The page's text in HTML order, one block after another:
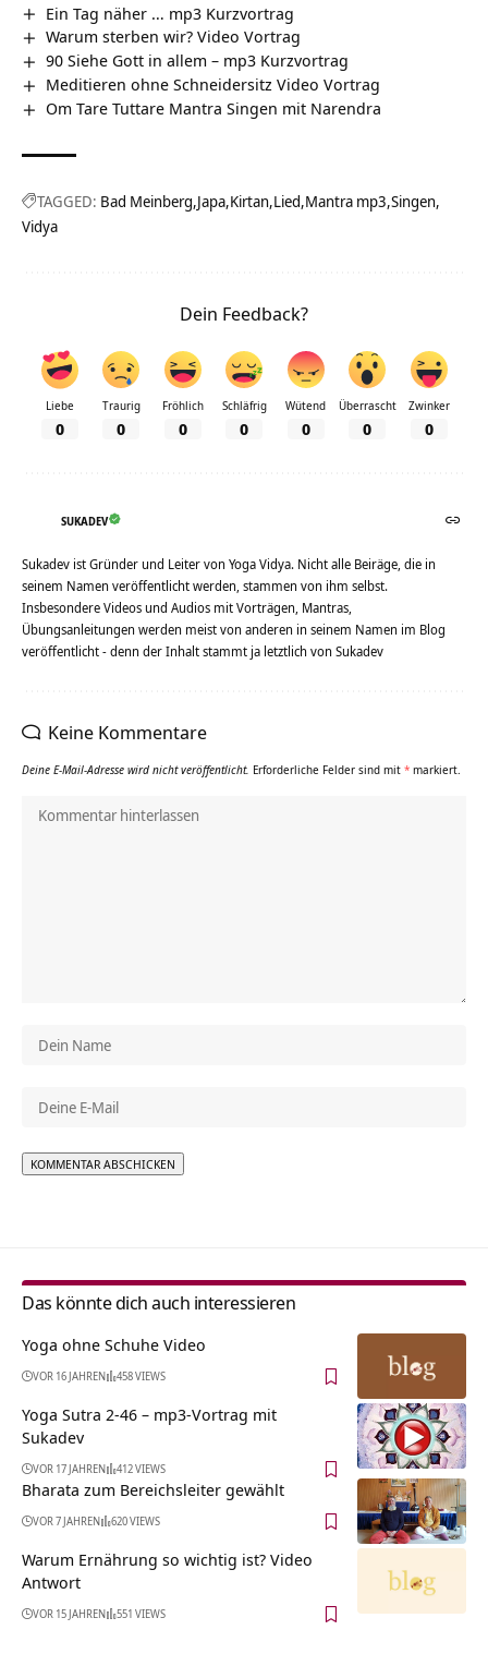
Ein Tag näher … mp3 Kurzvortrag
Warum sterben wir? Video Vortrag
90 Siehe Gott in allem – mp3 Kurzvortrag
Meditieren ohne Schneidersitz Video Vortrag
Om Tare Tuttare Mantra Singen mit Narendra
TAGGED: Bad Meinberg Japa Kirtan Lied Mantra mp3 Singen
Vidya
Dein Feedback?
Liebe
0
Traurig
0
Fröhlich
0
Schläfrig
0
Wütend
0
Überrascht
0
Zwinker
0
SUKADEV
Sukadev ist Gründer und Leiter von Yoga Vidya. Nicht alle Beiräge, die in
seinem Namen veröffentlicht werden, stammen von ihm selbst.
Insbesondere Videos und Audios mit Vorträgen, Mantras,
Übungsanleitungen werden meist von anderen in seinem Namen im Blog
veröffentlicht - denn der Inhalt stammt ja letztlich von Sukadev
Keine Kommentare
Deine E-Mail-Adresse wird nicht veröffentlicht. Erforderliche Felder sind mit * markiert.
Das könnte dich auch interessieren
Yoga ohne Schuhe Video
VOR 16 JAHREN 458 VIEWS
Yoga Sutra 2-46 – mp3-Vortrag mit
Sukadev
VOR 17 JAHREN 412 VIEWS
Bharata zum Bereichsleiter gewählt
VOR 7 JAHREN 620 VIEWS
Warum Ernährung so wichtig ist? Video
Antwort
VOR 15 JAHREN 551 VIEWS